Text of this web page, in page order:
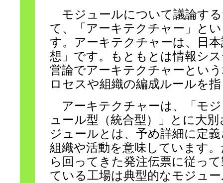
モジュールについて議論す
て、「アーキテクチャー」と
す。アーキテクチャーは、日
想」です。もともとは情報シ
営論でアーキテクチャーとい
ロセスや組織の編成ルールを
アーキテクチャーは、「モ
ュール型（統合型）」とに大
ジュールとは、予め詳細に定
組織や活動を意味しています
ら回ってきた発注伝票に従っ
ている工場は典型的なモジュ